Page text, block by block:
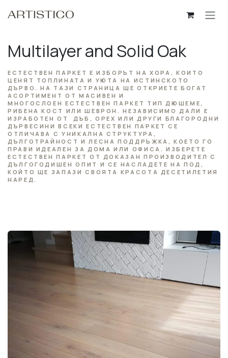
Multilayer and Solid Oak
ЕСТЕСТВЕН ПАРКЕТ Е ИЗБОРЪТ НА ХОРА, КОИТО
ЦЕНЯТ ТОПЛИНАТА И УЮТА НА ИСТИНСКОТО
ДЪРВО. НА ТАЗИ СТРАНИЦА ЩЕ ОТКРИЕТЕ БОГАТ
АСОРТИМЕНТ ОТ МАСИВЕН И
МНОГОСЛОЕН ЕСТЕСТВЕН ПАРКЕТ ТИП ДЮШЕМЕ,
РИБЕНА КОСТ ИЛИ ШЕВРОН. НЕЗАВИСИМО ДАЛИ Е
ИЗРАБОТЕН ОТ ДЪБ, ОРЕХ ИЛИ ДРУГИ БЛАГОРОДНИ
ДЪРВЕСИНИ ВСЕКИ ЕСТЕСТВЕН ПАРКЕТ СЕ
ОТЛИЧАВА С УНИКАЛНА СТРУКТУРА,
ДЪЛГОТРАЙНОСТ И ЛЕСНА ПОДДРЪЖКА, КОЕТО ГО
ПРАВИ ИДЕАЛЕН ЗА ДОМА ИЛИ ОФИСА. ИЗБЕРЕТЕ
ЕСТЕСТВЕН ПАРКЕТ ОТ ДОКАЗАН ПРОИЗВОДИТЕЛ С
ДЪЛГОГОДИШЕН ОПИТ И СЕ НАСЛАДЕТЕ НА ПОД,
КОЙТО ЩЕ ЗАПАЗИ СВОЯТА КРАСОТА ДЕСЕТИЛЕТИЯ
НАРЕД.